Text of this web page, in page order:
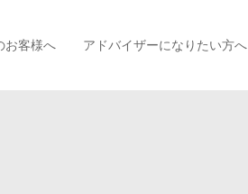
お客様へ アドバイザーになりたい方へ